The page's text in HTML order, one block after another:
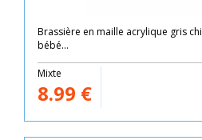
Brassière en maille acrylique gris
bébé...
Mixte
8.99 €